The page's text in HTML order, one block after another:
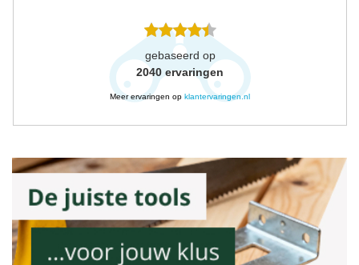
gebaseerd op
2040 ervaringen
Meer ervaringen op klantervaringen.nl